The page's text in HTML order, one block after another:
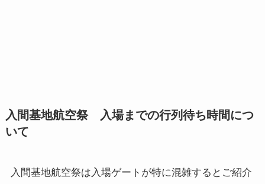
入間基地航空祭 入場までの行列待ち時間につ
いて
入間基地航空祭は入場ゲートが特に混雑するとご紹介